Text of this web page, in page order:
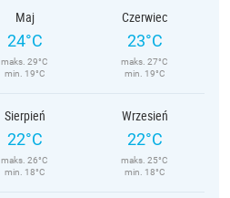
Maj
24°C
maks. 29°C
min. 19°C
Czerwiec
23°C
maks. 27°C
min. 19°C
Sierpień
22°C
maks. 26°C
min. 18°C
Wrzesień
22°C
maks. 25°C
min. 18°C